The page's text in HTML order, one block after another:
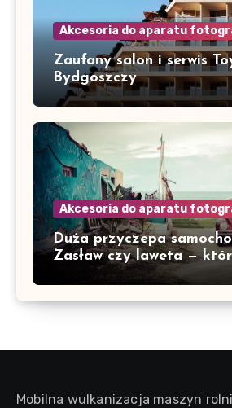
Akcesoria do aparatu
Zaufany salon i serwis
Bydgoszczy
Akcesoria do aparatu
Duża przyczepa
Zasław czy laweta —
Mobilna wulkanizacja maszyn